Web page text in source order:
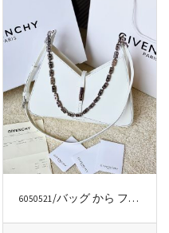
6050521/バッグ から ファッションラグジュアリー